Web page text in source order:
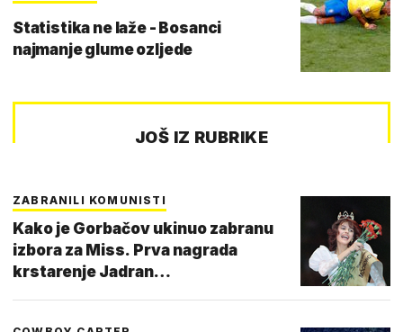
Statistika ne laže - Bosanci
najmanje glume ozljede
JOŠ IZ RUBRIKE
ZABRANILI KOMUNISTI
Kako je Gorbačov ukinuo zabranu
izbora za Miss. Prva nagrada
krstarenje Jadran…